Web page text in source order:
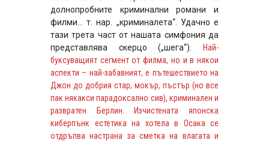
долнопробните криминални романи и
филми… т. нар. „криминалета“. Удачно е
тази трета част от нашата симфония да
представлява скерцо („шега“).
Най-
буксуващият сегмент от филма, но и в някои
аспекти – най-забавният, е пътешествието на
Джон до добрия стар, мокър, пъстър (но все
пак някакси парадоксално сив), криминален и
развратен Берлин. Изчистената японска
киберпънк естетика на хотела в Осака се
отдръпва настрана за сметка на влагата и